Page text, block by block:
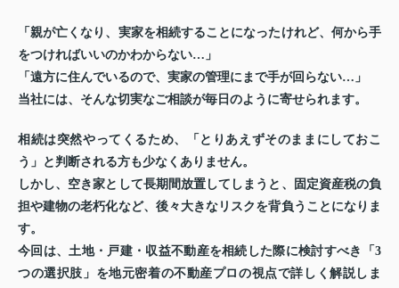
「親が亡くなり、実家を相続することになったけれど、何から手
をつければいいのかわからない…」
「遠方に住んでいるので、実家の管理にまで手が回らない…」
当社には、そんな切実なご相談が毎日のように寄せられます。
相続は突然やってくるため、「とりあえずそのままにしておこ
う」と判断される方も少なくありません。
しかし、空き家として長期間放置してしまうと、固定資産税の負
担や建物の老朽化など、後々大きなリスクを背負うことになりま
す。
今回は、土地・戸建・収益不動産を相続した際に検討すべき「3
つの選択肢」を地元密着の不動産プロの視点で詳しく解説しま